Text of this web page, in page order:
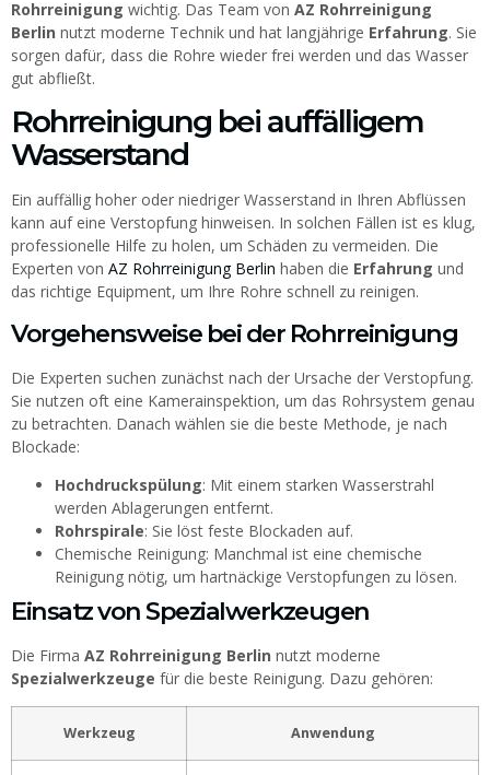
Rohrreinigung wichtig. Das Team von AZ Rohrreinigung
Berlin nutzt moderne Technik und hat langjährige Erfahrung. Sie
sorgen dafür, dass die Rohre wieder frei werden und das Wasser
gut abfließt.
Rohrreinigung bei auffälligem
Wasserstand
Ein auffällig hoher oder niedriger Wasserstand in Ihren Abflüssen
kann auf eine Verstopfung hinweisen. In solchen Fällen ist es klug,
professionelle Hilfe zu holen, um Schäden zu vermeiden. Die
Experten von AZ Rohrreinigung Berlin haben die Erfahrung und
das richtige Equipment, um Ihre Rohre schnell zu reinigen.
Vorgehensweise bei der Rohrreinigung
Die Experten suchen zunächst nach der Ursache der Verstopfung.
Sie nutzen oft eine Kamerainspektion, um das Rohrsystem genau
zu betrachten. Danach wählen sie die beste Methode, je nach
Blockade:
Hochdruckspülung: Mit einem starken Wasserstrahl
werden Ablagerungen entfernt.
Rohrspirale: Sie löst feste Blockaden auf.
Chemische Reinigung: Manchmal ist eine chemische
Reinigung nötig, um hartnäckige Verstopfungen zu lösen.
Einsatz von Spezialwerkzeugen
Die Firma AZ Rohrreinigung Berlin nutzt moderne
Spezialwerkzeuge für die beste Reinigung. Dazu gehören:
Werkzeug Anwendung